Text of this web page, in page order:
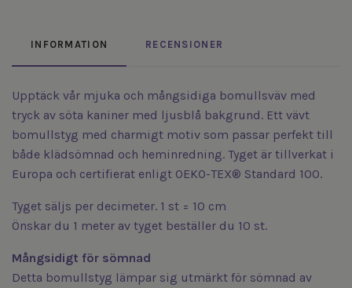
INFORMATION RECENSIONER
Upptäck vår mjuka och mångsidiga bomullsväv med
tryck av söta kaniner med ljusblå bakgrund. Ett vävt
bomullstyg med charmigt motiv som passar perfekt till
både klädsömnad och heminredning. Tyget är tillverkat i
Europa och certifierat enligt OEKO-TEX® Standard 100.
Tyget säljs per decimeter. 1 st = 10 cm
Önskar du 1 meter av tyget beställer du 10 st.
Mångsidigt för sömnad
Detta bomullstyg lämpar sig utmärkt för sömnad av